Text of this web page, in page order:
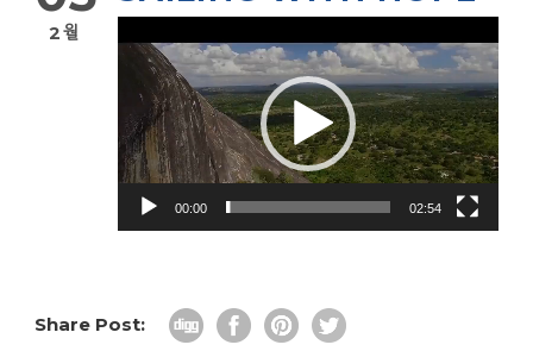
2월
플
레
00:00 02:54
Share Post: